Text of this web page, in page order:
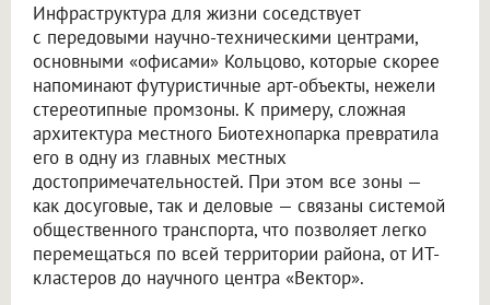
Инфраструктура для жизни соседствует
с передовыми научно-техническими центрами,
основными «офисами» Кольцово, которые скорее
напоминают футуристичные арт-объекты, нежели
стереотипные промзоны. К примеру, сложная
архитектура местного Биотехнопарка превратила
его в одну из главных местных
достопримечательностей. При этом все зоны —
как досуговые, так и деловые — связаны системой
общественного транспорта, что позволяет легко
перемещаться по всей территории района, от ИТ-
кластеров до научного центра «Вектор».